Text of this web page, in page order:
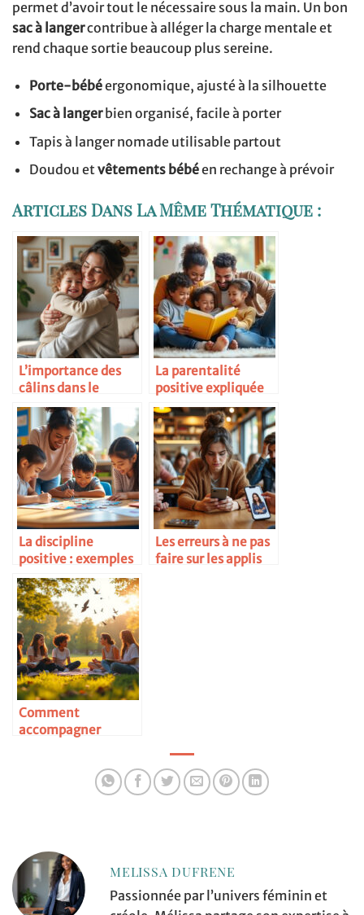
permet d’avoir tout le nécessaire sous la main. Un bon
sac à langercontribue à alléger la charge mentale et
rend chaque sortie beaucoup plus sereine.
Porte-bébéergonomique, ajusté à la silhouette
Sac à langerbien organisé, facile à porter
Tapis à langer nomade utilisable partout
Doudou etvêtements bébéen rechange à prévoir
Articles Dans La Même Thématique :
L’importance des
câlins dans le
développement
La parentalité
positive expliquée
simplement
La discipline
positive : exemples
concrets
Les erreurs à ne pas
faire sur les applis
Comment
accompagner
MELISSA DUFRENE
Passionnée par l’univers féminin et